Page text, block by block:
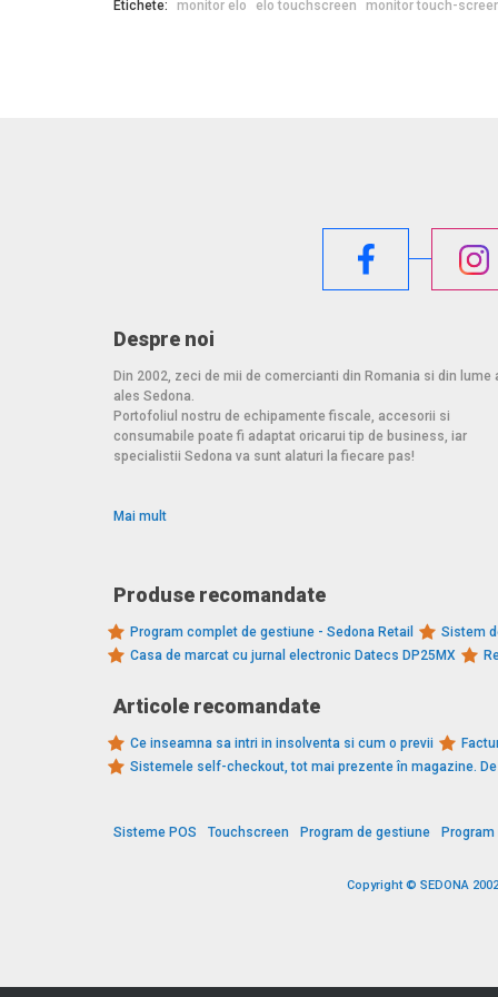
Etichete: monitor elo elo touchscreen monitor touch-
Despre noi
Din 2002, zeci de mii de comercianti din Romania si din lume
ales Sedona.
Portofoliul nostru de echipamente fiscale, accesorii si
consumabile poate fi adaptat oricarui tip de business, iar
specialistii Sedona va sunt alaturi la fiecare pas!
Mai mult
Produse recomandate
Program complet de gestiune - Sedona Retail
Sistem
Casa de marcat cu jurnal electronic Datecs DP25MX
Articole recomandate
Ce inseamna sa intri in insolventa si cum o previi
Sistemele self-checkout, tot mai prezente în magazine.
Sisteme POS Touchscreen Program de gestiune
Copyright © SEDONA